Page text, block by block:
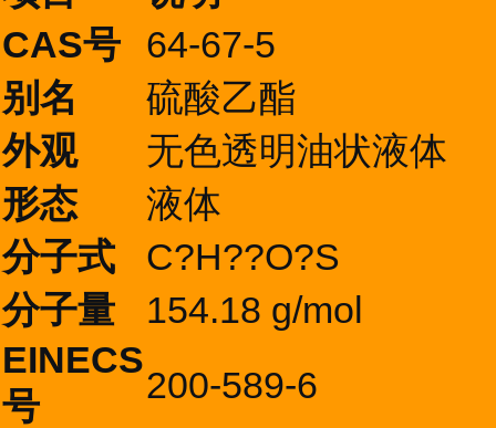
CAS号
64-67-5
别名
硫酸乙酯
外观
无色透明油状液体
形态
液体
分子式
C?H??O?S
分子量
154.18 g/mol
EINECS
号
200-589-6